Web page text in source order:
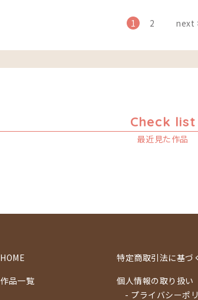
1 2 next
Check list
最近見た作品
HOME
作品一覧
特定商取引法に基づ
個人情報の取り扱い
- プライバシーポ